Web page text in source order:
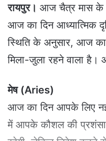
रायपुर। आज चैत्र मास के
आज का दिन आध्यात्मिक
स्थिति के अनुसार, आज का
मिला-जुला रहने वाला है।
मेष (Aries)
आज का दिन आपके लिए नई
में आपके कौशल की प्रशंसा